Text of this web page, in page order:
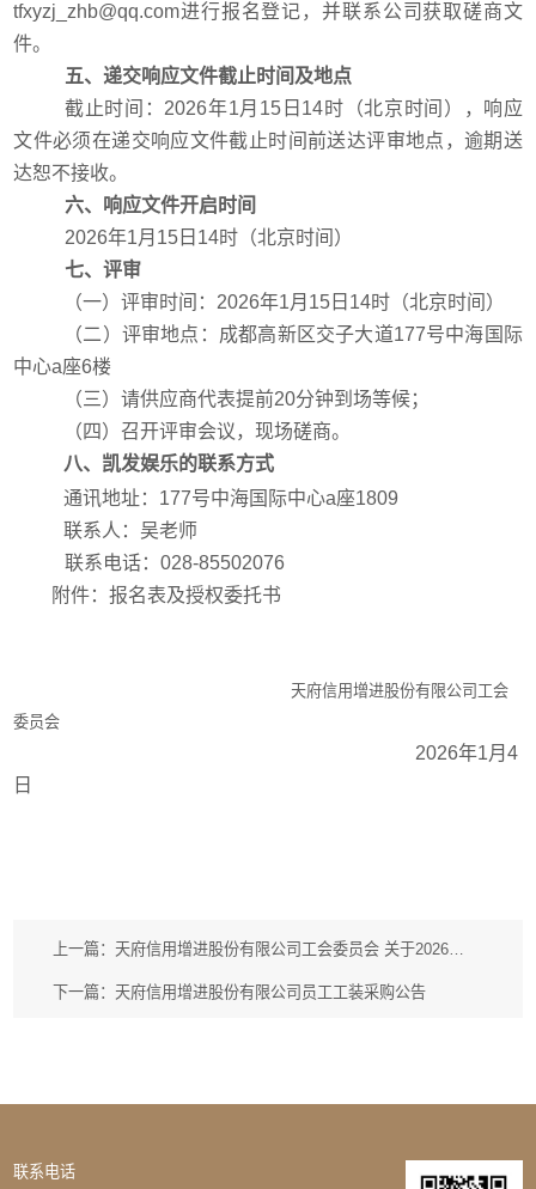
tfxyzj_zhb@qq.com进行报名登记，并联系公司获取磋商文
件。
五、递交响应文件截止时间及地点
截止时间： 2026年1月 15 日 14时（北京时间），
响应
文件必须在递交响应文件截止时间前送达评审地点，逾期送
达恕不接收。
六、响应文件开启时间
2026年1月 15 日 14时（北京时间）
七、评审
（一）评审时间： 2026年1月 15 日 14时（北京时间）
（二）评审地点： 成都高新区交子大道177号中海国际
中心a座6楼
（三）请供应商代表提前20分钟到场等候；
（四）召开评审会议，现场磋商。
八、凯发娱乐的联系方式
通讯地址： 177号中海国际中心a座1809
联系人： 吴老师
联系电话：028-85502076
附件：报名表及授权委托书
天府信用增进股份有限公司工会
委员会
2026年1月4
日
上一篇：天府信用增进股份有限公司工会委员会 关于2026年工会会员法定节日慰问品采购公告（第二次）
下一篇：天府信用增进股份有限公司员工工装采购公告
联系电话